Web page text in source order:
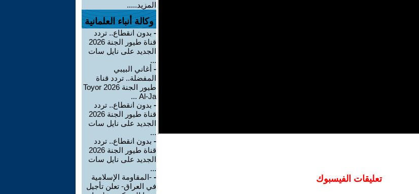
تعليقات الفيسبوك
المزيد.....
وكالة أنباء العلمانية
- بدون انقطاع.. تردد
قناة طيور الجنة 2026
الجديد على نايل سات
...
- أغاني البيبي
المفضلة.. تردد قناة
طيور الجنة 2026 Toyor
Al-Ja ...
- بدون انقطاع.. تردد
قناة طيور الجنة 2026
الجديد على نايل سات
...
- بدون انقطاع.. تردد
قناة طيور الجنة 2026
الجديد على نايل سات
...
- -المقاومة الإسلامية
في العراق- تعلن تأجيل